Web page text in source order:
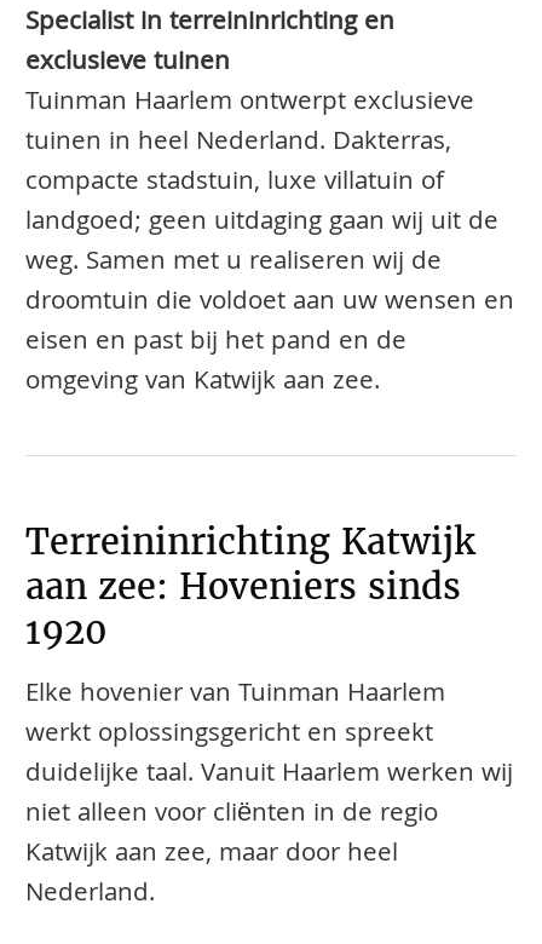
Specialist in terreininrichting en
exclusieve tuinen
Tuinman Haarlem ontwerpt exclusieve
tuinen in heel Nederland. Dakterras,
compacte stadstuin, luxe villatuin of
landgoed; geen uitdaging gaan wij uit de
weg. Samen met u realiseren wij de
droomtuin die voldoet aan uw wensen en
eisen en past bij het pand en de
omgeving van Katwijk aan zee.
Terreininrichting Katwijk
aan zee: Hoveniers sinds
1920
Elke hovenier van Tuinman Haarlem
werkt oplossingsgericht en spreekt
duidelijke taal. Vanuit Haarlem werken wij
niet alleen voor cliënten in de regio
Katwijk aan zee, maar door heel
Nederland.